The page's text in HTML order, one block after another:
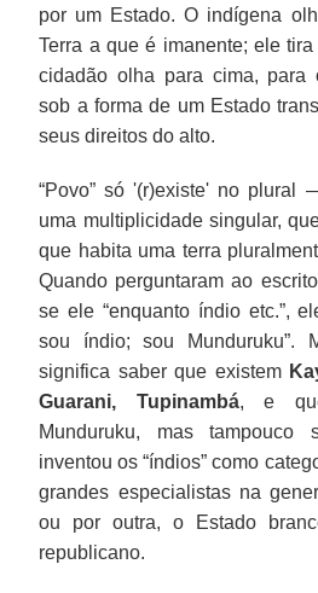
por um Estado. O indígena
Terra a que é imanente; ele
cidadão olha para cima, para
sob a forma de um Estado
seus direitos do alto.
“Povo” só '(r)existe' no plural
uma multiplicidade singular,
que habita uma terra
Quando perguntaram ao
se ele “enquanto índio etc.”,
sou índio; sou Munduruku”.
significa saber que existem
Guarani, Tupinambá, e
Munduruku, mas tampouco
inventou os “índios” como
grandes especialistas na
ou por outra, o Estado
republicano.